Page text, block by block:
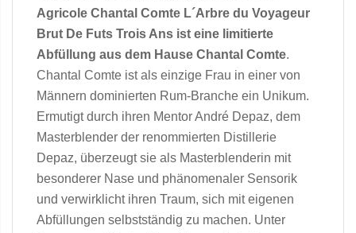
Agricole Chantal Comte L´Arbre du Voyageur
Brut De Futs Trois Ans ist eine limitierte
Abfüllung aus dem Hause Chantal Comte.
Chantal Comte ist als einzige Frau in einer von
Männern dominierten Rum-Branche ein Unikum.
Ermutigt durch ihren Mentor André Depaz, dem
Masterblender der renommierten Distillerie
Depaz, überzeugt sie als Masterblenderin mit
besonderer Nase und phänomenaler Sensorik
und verwirklicht ihren Traum, sich mit eigenen
Abfüllungen selbstständig zu machen. Unter